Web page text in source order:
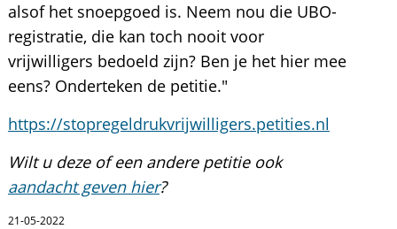
alsof het snoepgoed is. Neem nou die UBO-
registratie, die kan toch nooit voor
vrijwilligers bedoeld zijn? Ben je het hier mee
eens? Onderteken de petitie."
https://stopregeldrukvrijwilligers.petities.nl
Wilt u deze of een andere petitie ook
aandacht geven hier?
21-05-2022